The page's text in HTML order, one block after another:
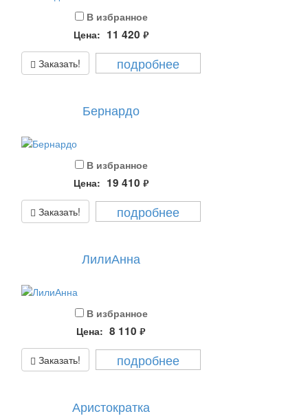
В избранное
Цена: 11 420 руб.
Заказать! подробнее
Бернардо
В избранное
Цена: 19 410 руб.
Заказать! подробнее
ЛилиАнна
В избранное
Цена: 8 110 руб.
Заказать! подробнее
Аристократка